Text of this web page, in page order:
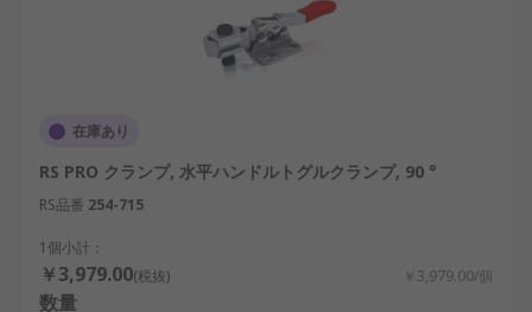
在庫あり
RS PRO クランプ, 水平ハンドルトグルクランプ, 90 °
RS品番 254-715
1個小計：
￥3,979.00(税抜) ￥3,979.00/個
数量